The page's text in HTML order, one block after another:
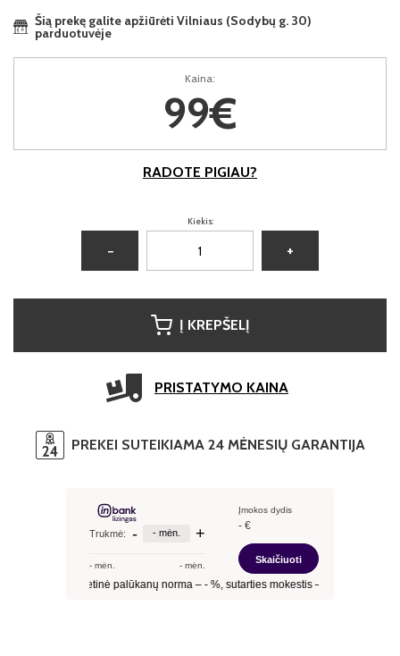
Šią prekę galite apžiūrėti Vilniaus (Sodybų g. 30)
parduotuvėje
Kaina:
99€
RADOTE PIGIAU?
Kiekis:
− +
Į KREPŠELĮ
PRISTATYMO KAINA
PREKEI SUTEIKIAMA 24 MĖNESIŲ GARANTIJA